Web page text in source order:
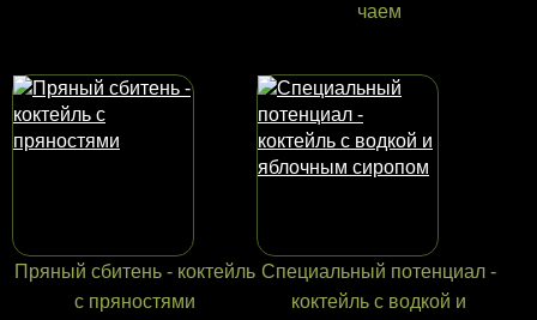
чаем
Пряный сбитень - коктейль
с пряностями
Специальный потенциал -
коктейль с водкой и